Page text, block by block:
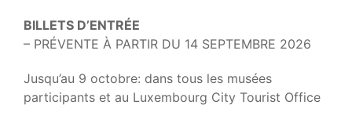
BILLETS D’ENTRÉE
– PRÉVENTE À PARTIR DU 14 SEPTEMBRE 2026
Jusqu’au 9 octobre: dans tous les musées
participants et au Luxembourg City Tourist Office